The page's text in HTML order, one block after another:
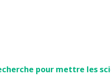
pour mettre les